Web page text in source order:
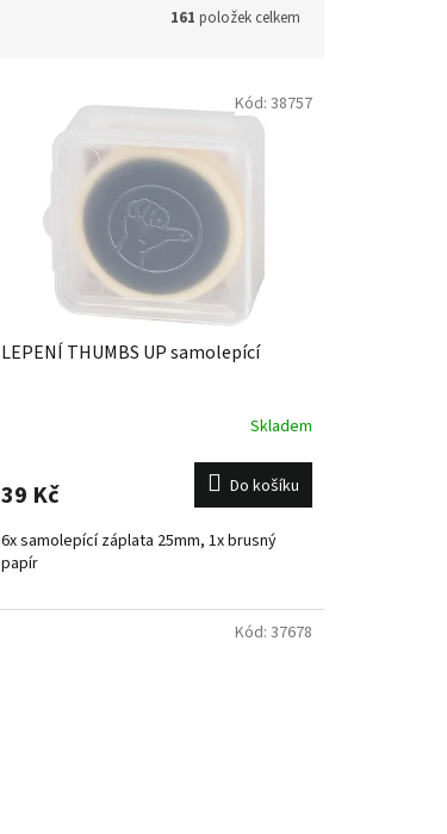
161 položek celkem
LEPENÍ THUMBS UP samolepící
Skladem
39 Kč Do košíku
6x samolepící záplata 25mm, 1x brusný
papír
Kód: 38757
Kód: 37678